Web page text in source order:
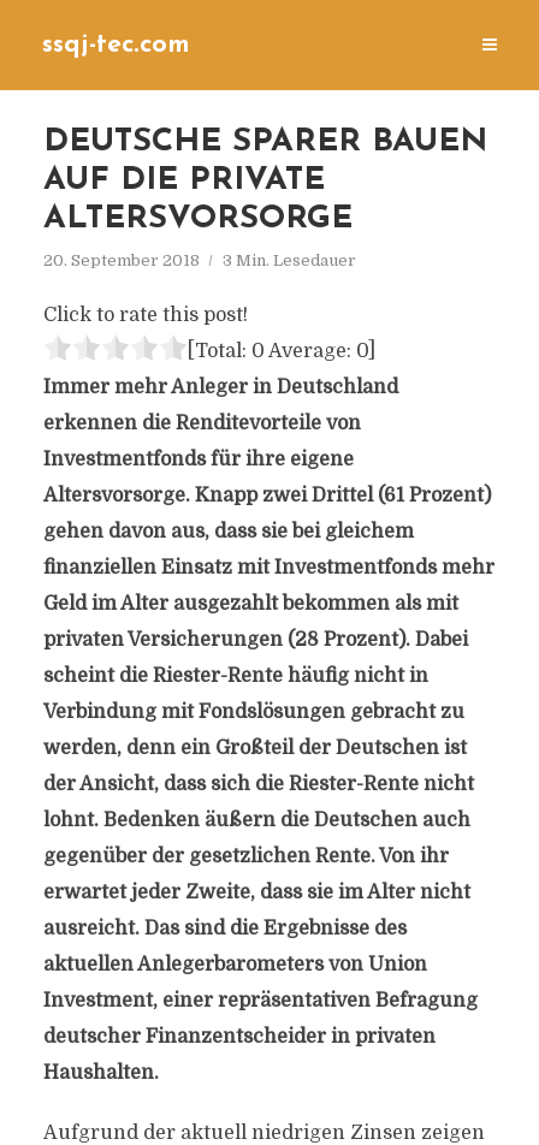
ssqj-tec.com
DEUTSCHE SPARER BAUEN
AUF DIE PRIVATE
ALTERSVORSORGE
20. September 2018 3 Min. Lesedauer
Click to rate this post!
[Total: 0 Average: 0]
Immer mehr Anleger in Deutschland
erkennen die Renditevorteile von
Investmentfonds für ihre eigene
Altersvorsorge. Knapp zwei Drittel (61 Prozent)
gehen davon aus, dass sie bei gleichem
finanziellen Einsatz mit Investmentfonds mehr
Geld im Alter ausgezahlt bekommen als mit
privaten Versicherungen (28 Prozent). Dabei
scheint die Riester-Rente häufig nicht in
Verbindung mit Fondslösungen gebracht zu
werden, denn ein Großteil der Deutschen ist
der Ansicht, dass sich die Riester-Rente nicht
lohnt. Bedenken äußern die Deutschen auch
gegenüber der gesetzlichen Rente. Von ihr
erwartet jeder Zweite, dass sie im Alter nicht
ausreicht. Das sind die Ergebnisse des
aktuellen Anlegerbarometers von Union
Investment, einer repräsentativen Befragung
deutscher Finanzentscheider in privaten
Haushalten.
Aufgrund der aktuell niedrigen Zinsen zeigen